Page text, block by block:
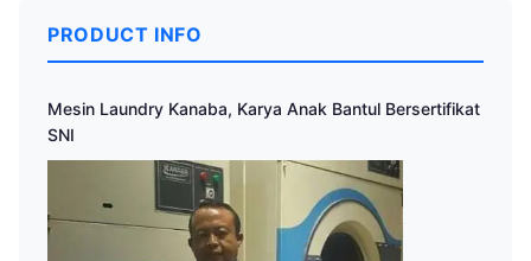
PRODUCT INFO
Mesin Laundry Kanaba, Karya Anak Bantul Bersertifikat
SNI